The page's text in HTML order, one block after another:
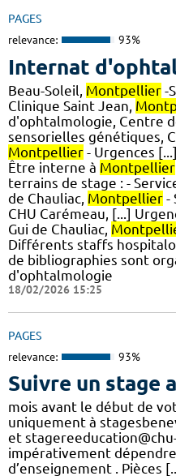
PAGES
relevance: 93%
Internat
Beau-Soleil, Montpellier -
Clinique Saint Jean,
d'ophtalmologie, Centre
sensorielles génétiques,
Montpellier - Urgences
Être interne à Montpellier
terrains de stage : -
de Chauliac, Montpellier -
CHU Carémeau, [...]
Gui de Chauliac,
Différents staffs
de bibliographies sont
d'ophtalmologie
18/02/2026 15:25
PAGES
relevance: 93%
Suivre un stage
mois avant le début de
uniquement à
et
impérativement
d’enseignement . Pièces